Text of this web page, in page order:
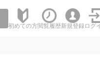
初めての方閲覧履歴新規登録 ログ